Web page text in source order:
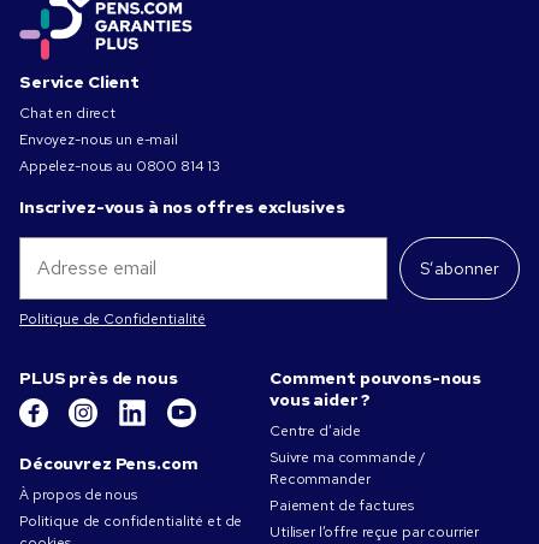
Service Client
Chat en direct
Envoyez-nous un e-mail
Appelez-nous au 0800 814 13
Inscrivez-vous à nos offres exclusives
S’abonner
Politique de Confidentialité
PLUS près de nous
Découvrez Pens.com
À propos de nous
Politique de confidentialité et de
Comment pouvons-nous
vous aider ?
Centre d’aide
Suivre ma commande /
Recommander
Paiement de factures
Utiliser l’offre reçue par courrier